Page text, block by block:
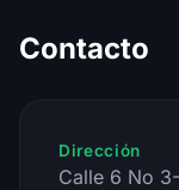
Contacto
Dirección
Calle 6 No